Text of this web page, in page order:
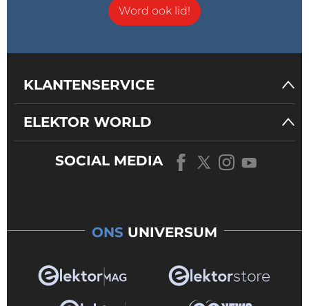
Word ook lid!
KLANTENSERVICE
ELEKTOR WORLD
SOCIAL MEDIA
ONS UNIVERSUM